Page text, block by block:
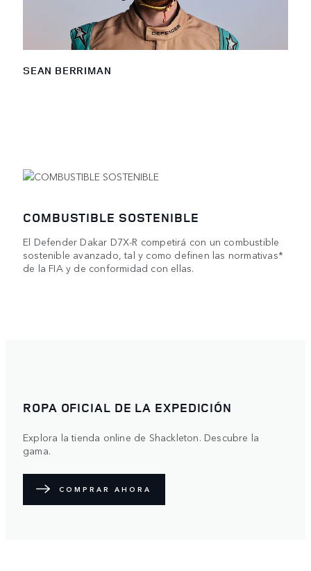
SEAN BERRIMAN
COMBUSTIBLE SOSTENIBLE
El Defender Dakar D7X-R competirá con un combustible
sostenible avanzado, tal y como definen las normativas*
de la FIA y de conformidad con ellas.
ROPA OFICIAL DE LA EXPEDICIÓN
Explora la tienda online de Shackleton. Descubre la
gama.
COMPRAR AHORA